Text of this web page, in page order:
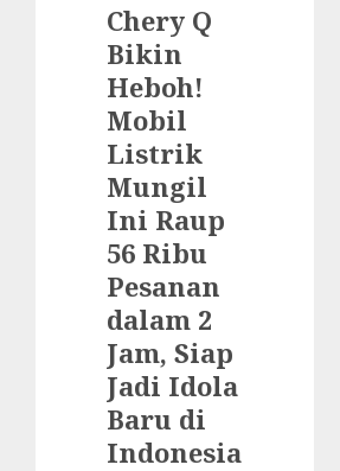
Chery Q
Bikin
Heboh!
Mobil
Listrik
Mungil
Ini Raup
56 Ribu
Pesanan
dalam 2
Jam, Siap
Jadi Idola
Baru di
Indonesia